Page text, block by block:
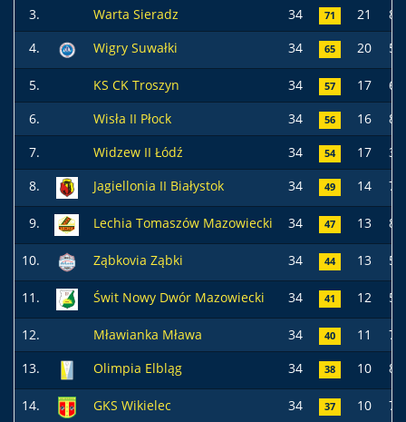
3. Warta Sieradz 34 71 21
8
4.
Wigry Suwałki 34 65 20 5
5. KS CK Troszyn 34 57 17
6
6.
Wisła II Płock 34 56 16
8
7.
Widzew II Łódź 34 54 17
3
8.
Jagiellonia II Białystok 34 49 14 7
9. Lechia Tomaszów Mazowiecki 34 47 13 8
10. Ząbkovia Ząbki 34 44 13 5
11. Świt Nowy Dwór Mazowiecki 34 41 12 5
12. Mławianka Mława 34 40 11
7
13.
Olimpia Elbląg 34 38 10 8
14. GKS Wikielec 34 37 10 7